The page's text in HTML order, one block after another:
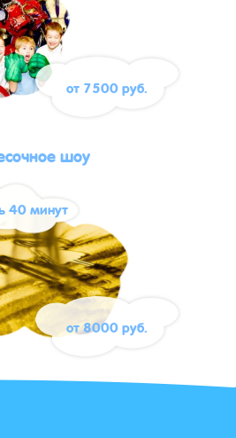
от 7500 руб.
шоу
40 минут
от 8000 руб.